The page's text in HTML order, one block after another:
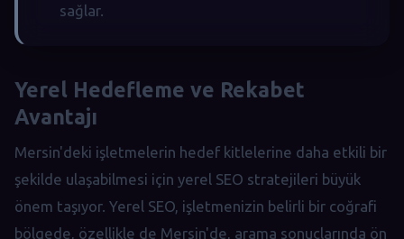
sağlar.
Yerel Hedefleme ve Rekabet
Avantajı
Mersin'deki işletmelerin hedef kitlelerine daha etkili bir
şekilde ulaşabilmesi için yerel SEO stratejileri büyük
önem taşıyor. Yerel SEO, işletmenizin belirli bir coğrafi
bölgede, özellikle de Mersin'de, arama sonuçlarında ön